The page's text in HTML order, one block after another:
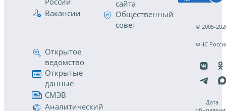
Вакансии
сайта
Общественный
совет
Открытое
ведомство
Открытые
данные
СМЭВ
Аналитический
© 2005-
ФНС
Дата